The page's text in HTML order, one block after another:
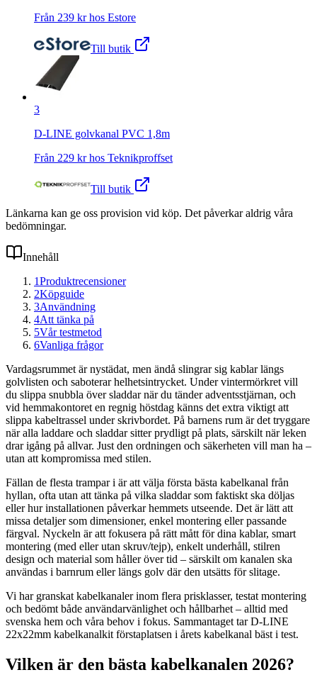
Från 239 kr hos Estore
Till butik
3
D-LINE golvkanal PVC 1,8m
Från 229 kr hos Teknikproffset
Till butik
Länkarna kan ge oss provision vid köp. Det påverkar aldrig våra
bedömningar.
Innehåll
1Produktrecensioner
2Köpguide
3Användning
4Att tänka på
5Vår testmetod
6Vanliga frågor
Vardagsrummet är nystädat, men ändå slingrar sig kablar längs
golvlisten och saboterar helhetsintrycket. Under vintermörkret vill
du slippa snubbla över sladdar när du tänder adventsstjärnan, och
vid hemmakontoret en regnig höstdag känns det extra viktigt att
slippa kabeltrassel under skrivbordet. På barnens rum är det tryggare
när alla laddare och sladdar sitter prydligt på plats, särskilt när leken
drar igång på allvar. Just den ordningen och säkerheten vill man ha –
utan att kompromissa med stilen.
Fällan de flesta trampar i är att välja första bästa kabelkanal från
hyllan, ofta utan att tänka på vilka sladdar som faktiskt ska döljas
eller hur installationen påverkar hemmets utseende. Det är lätt att
missa detaljer som dimensioner, enkel montering eller passande
färgval. Nyckeln är att fokusera på rätt mått för dina kablar, smart
montering (med eller utan skruv/tejp), enkelt underhåll, stilren
design och material som håller över tid – särskilt om kanalen ska
användas i barnrum eller längs golv där den utsätts för slitage.
Vi har granskat kabelkanaler inom flera prisklasser, testat montering
och bedömt både användarvänlighet och hållbarhet – alltid med
svenska hem och våra behov i fokus. Sammantaget tar D-LINE
22x22mm kabelkanalkit förstaplatsen i årets kabelkanal bäst i test.
Vilken är den bästa kabelkanalen 2026?